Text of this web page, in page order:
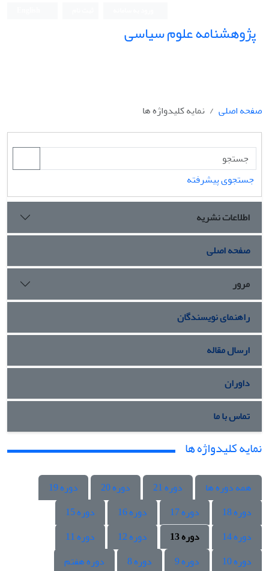
پژوهشنامه علوم سیاسی
صفحه اصلی نمایه کلیدواژه ها
جستجوی پیشرفته
اطلاعات نشریه
صفحه اصلی
مرور
راهنمای نویسندگان
ارسال مقاله
داوران
تماس با ما
نمایه کلیدواژه ها
همه دوره ها دوره 21 دوره 20
دوره 19
دوره 18
دوره 17 دوره 16
دوره 15
دوره 14
دوره 13 دوره 12
دوره 11
دوره 10
دوره 9 دوره 8
دوره هفتم